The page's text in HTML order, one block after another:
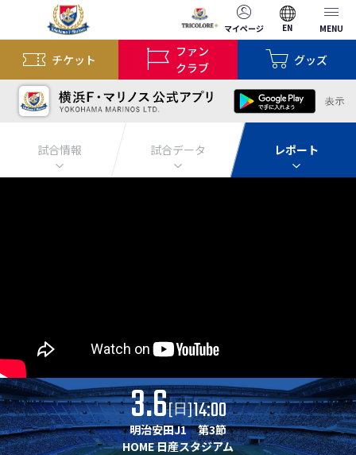
マイページ EN MENU
チケット
ファン
クラブ
グッズ
試合情報 試合データ レポート
3.6[日]14:00
明治安田J1 第3節
HOME 日産スタジアム